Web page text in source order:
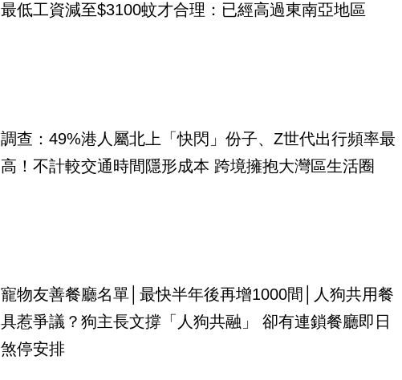
最低工資減至$3100蚊才合理：已經高過東南亞地區
調查：49%港人屬北上「快閃」份子、Z世代出行頻率最
高！不計較交通時間隱形成本 跨境擁抱大灣區生活圈
寵物友善餐廳名單│最快半年後再增1000間│人狗共用餐
具惹爭議？狗主長文撐「人狗共融」 卻有連鎖餐廳即日
煞停安排